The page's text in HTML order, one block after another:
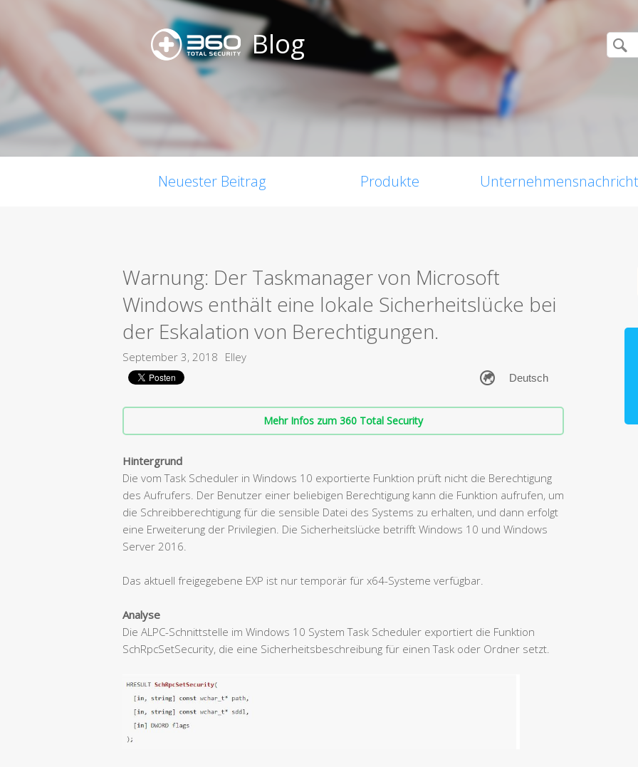
Blog
Neuester Beitrag Produkte
Warnung: Der Taskmanager von Microsoft
Windows enthält eine lokale Sicherheitslücke bei
der Eskalation von Berechtigungen.
September 3, 2018 Elley
Mehr Infos zum 360 Total Security
Hintergrund
Die vom Task Scheduler in Windows 10 exportierte Funktion prüft nicht die Berechtigung
des Aufrufers. Der Benutzer einer beliebigen Berechtigung kann die Funktion aufrufen, um
die Schreibberechtigung für die sensible Datei des Systems zu erhalten, und dann erfolgt
eine Erweiterung der Privilegien. Die Sicherheitslücke betrifft Windows 10 und Windows
Server 2016.
Das aktuell freigegebene EXP ist nur temporär für x64-Systeme verfügbar.
Analyse
Die ALPC-Schnittstelle im Windows 10 System Task Scheduler exportiert die Funktion
SchRpcSetSecurity, die eine Sicherheitsbeschreibung für einen Task oder Ordner setzt.